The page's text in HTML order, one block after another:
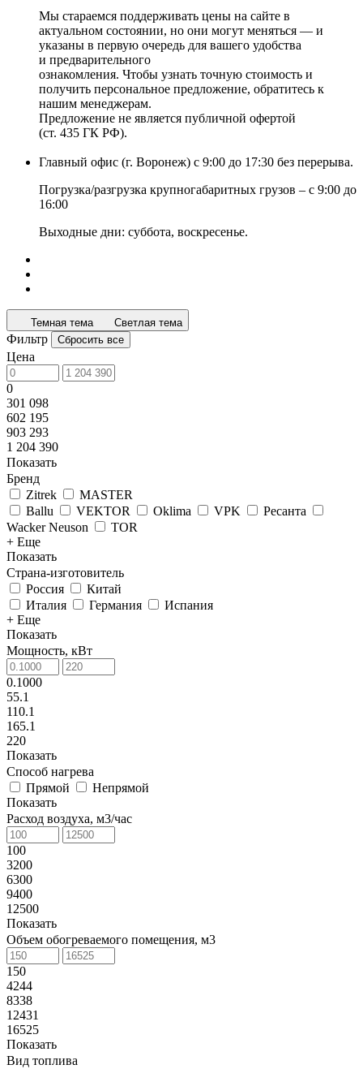
Мы стараемся поддерживать цены на сайте в
актуальном состоянии, но они могут меняться — и
указаны в первую очередь для вашего удобства
и предварительного
ознакомления. Чтобы узнать точную стоимость и
получить персональное предложение, обратитесь к
нашим менеджерам.
Предложение не является публичной офертой
(ст. 435 ГК РФ).
Главный офис (г. Воронеж) с 9:00 до 17:30 без перерыва.
Погрузка/разгрузка крупногабаритных грузов – с 9:00 до
16:00
Выходные дни: суббота, воскресенье.
Темная тема Светлая тема
Фильтр Сбросить все
Цена
0
301 098
602 195
903 293
1 204 390
Показать
Бренд
Zitrek
MASTER
Ballu
VEKTOR Oklima VPK
Ресанта
Wacker Neuson
TOR
+ Еще
Показать
Страна-изготовитель
Россия
Китай
Италия
Германия
Испания
+ Еще
Показать
Мощность, кВт
0.1000
55.1
110.1
165.1
220
Показать
Способ нагрева
Прямой
Непрямой
Показать
Расход воздуха, м3/час
100
3200
6300
9400
12500
Показать
Объем обогреваемого помещения, м3
150
4244
8338
12431
16525
Показать
Вид топлива